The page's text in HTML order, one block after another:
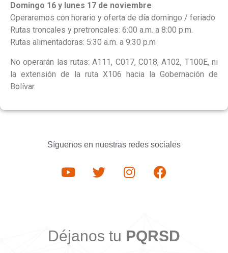
Domingo 16 y lunes 17 de noviembre
Operaremos con horario y oferta de día domingo / feriado
Rutas troncales y pretroncales: 6:00 a.m. a 8:00 p.m.
Rutas alimentadoras: 5:30 a.m. a 9:30 p.m
No operarán las rutas: A111, C017, C018, A102, T100E, ni
la extensión de la ruta X106 hacia la Gobernación de
Bolívar.
Síguenos en nuestras redes sociales
Déjanos tu PQRSD